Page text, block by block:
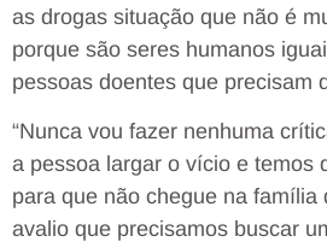
as drogas situação que não é
porque são seres humanos
pessoas doentes que precisam
“Nunca vou fazer nenhuma
a pessoa largar o vício e temos
para que não chegue na família
avalio que precisamos buscar